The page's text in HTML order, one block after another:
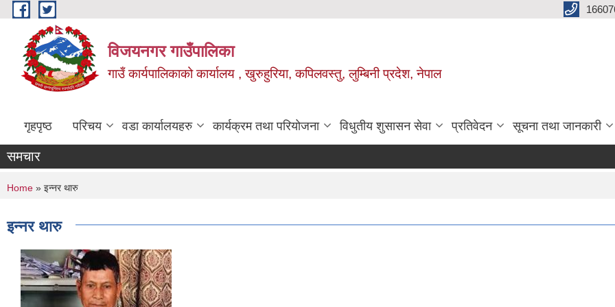
Skip to main content
विजयनगर गाउँपालिका
गाउँ कार्यपालिकाको कार्यालय , खुरुहुरिया, कपिलवस्तु, लुम्बिनी प्रदेश, नेपाल
गृहपृष्ठ परिचय वडा कार्यालयहरु कार्यक्रम तथा परियोजना विधुतीय शुसासन सेवा प्रतिवेदन सूचना तथा जानकारी
समचार
You are here
Home » इन्नर थारु
इन्नर थारु